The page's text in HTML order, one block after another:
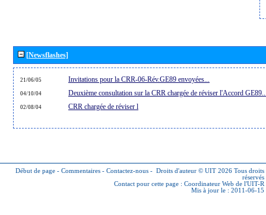
[Newsflashes]
21/06/05 Invitations pour la CRR-06-Rév.GE89 envoyées...
04/10/04 Deuxième consultation sur la CRR chargée de réviser l'Accord
02/08/04 CRR chargée de réviser l
Début de page - Commentaires - Contactez-nous - Droits d'auteur © UIT 2026 Tous droits
réservés
Contact pour cette page : Coordinateur Web de l'UIT-R
Mis à jour le : 2011-06-15